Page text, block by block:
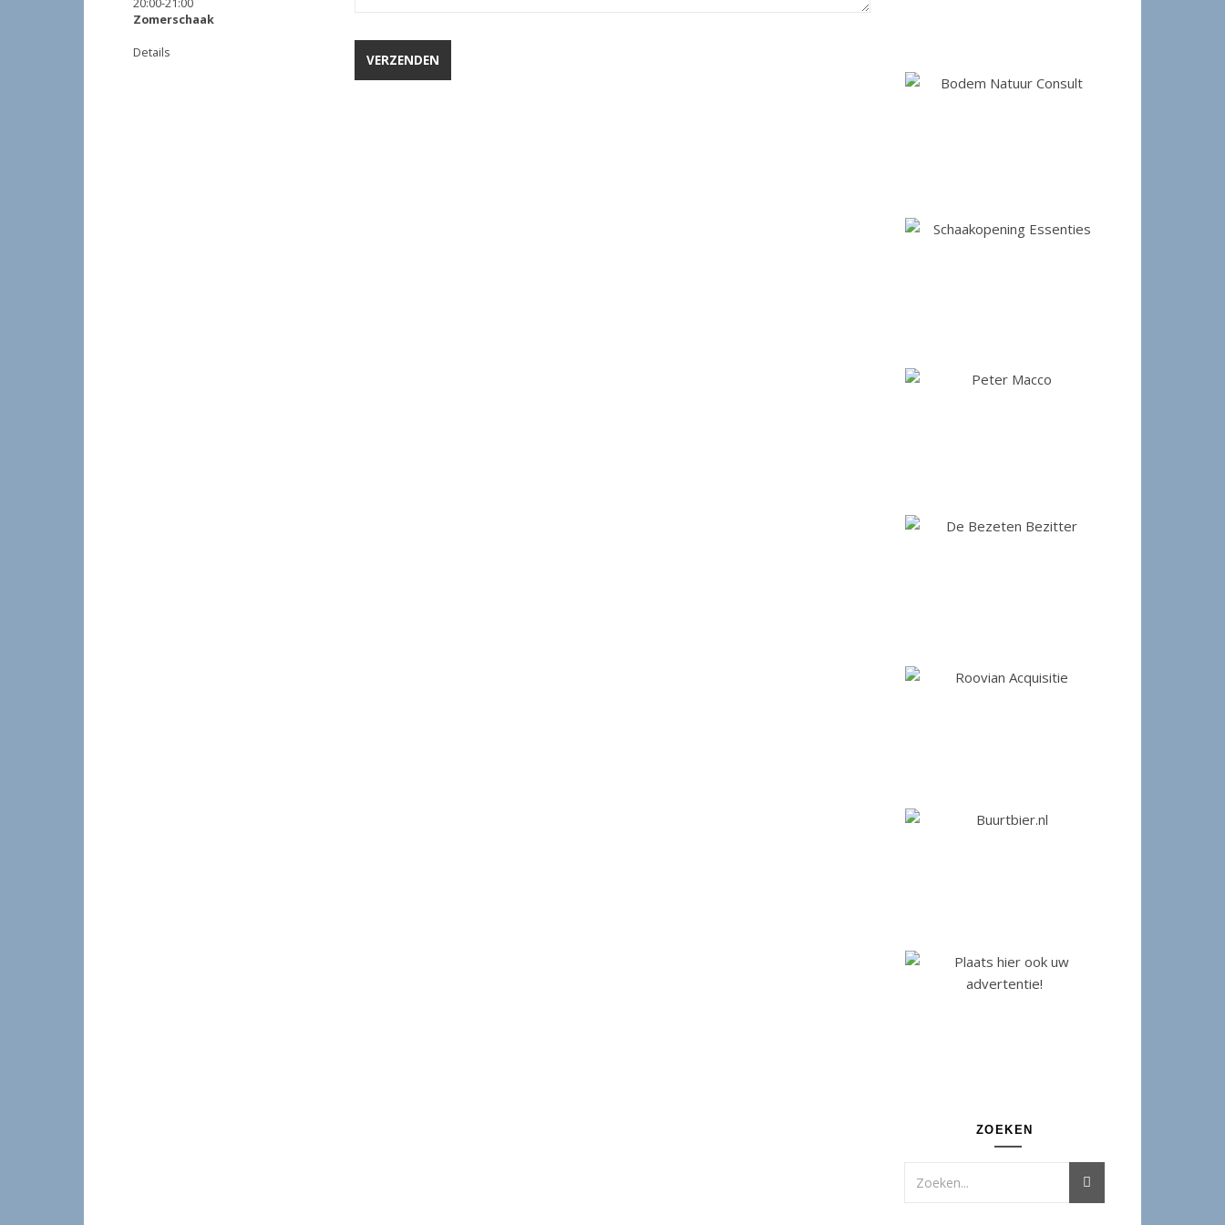
20:00-21:00
Zomerschaak
Details
ZOEKEN